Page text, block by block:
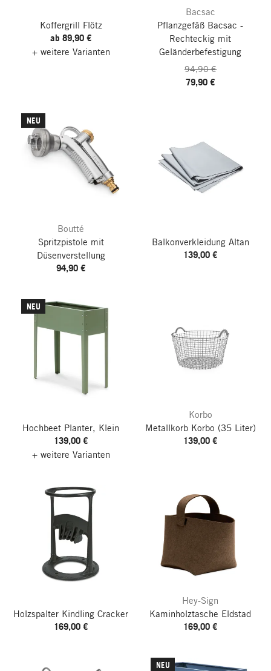
Koffergrill Flötz
ab 89,90 €
+ weitere Varianten
Bacsac
Pflanzgefäß Bacsac -
Rechteckig mit
Geländerbefestigung
94,90 €
79,90 €
NEU
Boutté
Spritzpistole mit
Düsenverstellung
94,90 €
Balkonverkleidung Altan
139,00 €
NEU
Hochbeet Planter, Klein
139,00 €
+ weitere Varianten
Korbo
Metallkorb Korbo (35 Liter)
139,00 €
Holzspalter Kindling Cracker
169,00 €
Hey-Sign
Kaminholztasche Eldstad
169,00 €
NEU